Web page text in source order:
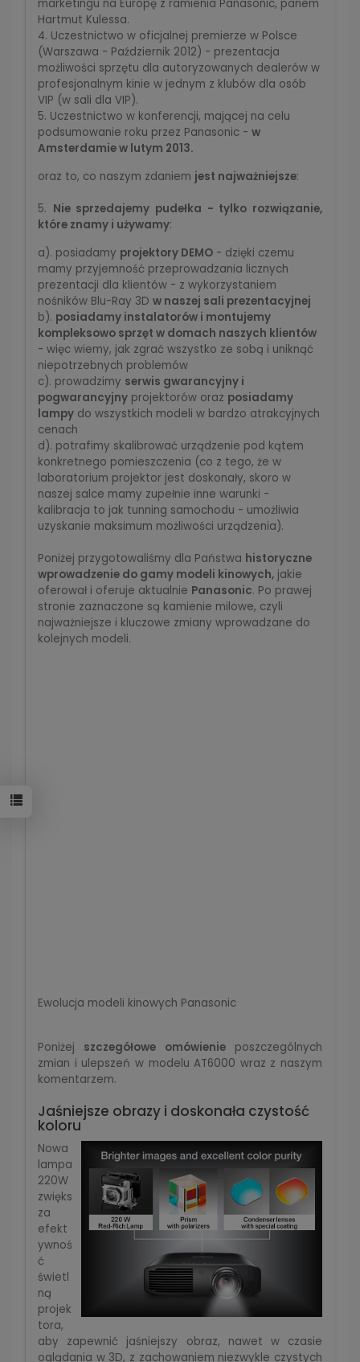
marketingu na Europę z ramienia Panasonic, panem
Hartmut Kulessa.
4. Uczestnictwo w oficjalnej premierze w Polsce
(Warszawa - Październik 2012) - prezentacja
możliwości sprzętu dla autoryzowanych dealerów w
profesjonalnym kinie w jednym z klubów dla osób
VIP (w sali dla VIP).
5. Uczestnictwo w konferencji, mającej na celu
podsumowanie roku przez Panasonic - w
Amsterdamie w lutym 2013.
oraz to, co naszym zdaniem jest najważniejsze:
5. Nie sprzedajemy pudełka - tylko rozwiązanie,
które znamy i używamy:
a). posiadamy projektory DEMO - dzięki czemu
mamy przyjemność przeprowadzania licznych
prezentacji dla klientów - z wykorzystaniem
nośników Blu-Ray 3D w naszej sali prezentacyjnej
b). posiadamy instalatorów i montujemy
kompleksowo sprzęt w domach naszych klientów
- więc wiemy, jak zgrać wszystko ze sobą i uniknąć
niepotrzebnych problemów
c). prowadzimy serwis gwarancyjny i
pogwarancyjny projektorów oraz posiadamy
lampy do wszystkich modeli w bardzo atrakcyjnych
cenach
d). potrafimy skalibrować urządzenie pod kątem
konkretnego pomieszczenia (co z tego, że w
laboratorium projektor jest doskonały, skoro w
naszej salce mamy zupełnie inne warunki -
kalibracja to jak tunning samochodu - umożliwia
uzyskanie maksimum możliwości urządzenia).
Poniżej przygotowaliśmy dla Państwa historyczne
wprowadzenie do gamy modeli kinowych, jakie
oferował i oferuje aktualnie Panasonic. Po prawej
stronie zaznaczone są kamienie milowe, czyli
najważniejsze i kluczowe zmiany wprowadzane do
kolejnych modeli.
Ewolucja modeli kinowych Panasonic
Poniżej szczegółowe omówienieposzczególnych
zmian i ulepszeń w modelu AT6000 wraz z naszym
komentarzem.
Jaśniejsze obrazy i doskonała czystość
koloru
Nowa
lampa
220W
zwięks
za
efekt
ywnoś
ć
świetl
ną
projek
tora,
aby zapewnić jaśniejszy obraz, nawet w czasie
oglądania w 3D, z zachowaniem niezwykle czystych